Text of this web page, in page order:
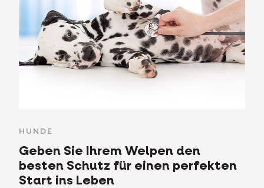
HUNDE
Geben Sie Ihrem Welpen den
besten Schutz für einen perfekten
Start ins Leben